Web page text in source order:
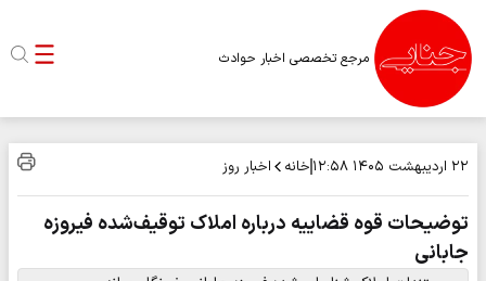
مرجع تخصصی اخبار حوادث
۲۲ اردیبهشت ۱۴۰۵ ۱۲:۵۸ خانه اخبار روز
توضیحات قوه قضاییه درباره املاک توقیف‌شده فیروزه
جابانی